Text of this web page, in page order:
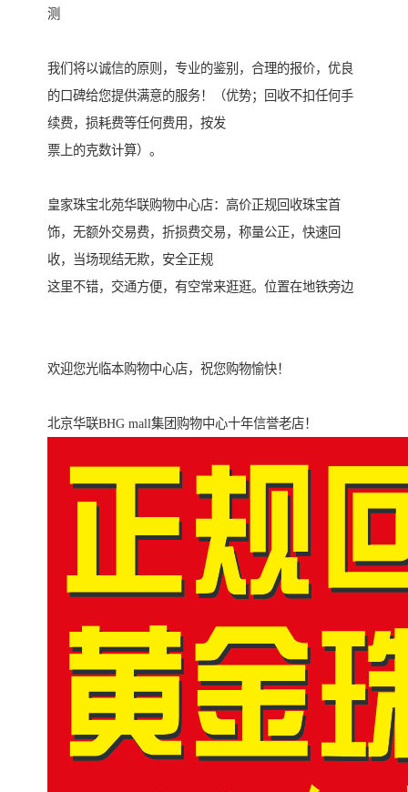
测
我们将以诚信的原则，专业的鉴别，合理的报价，优良
的口碑给您提供满意的服务！（优势；回收不扣任何手
续费，损耗费等任何费用，按发
票上的克数计算）。
皇家珠宝北苑华联购物中心店：高价正规回收珠宝首
饰，无额外交易费，折损费交易，称量公正，快速回
收，当场现结无欺，安全正规
这里不错，交通方便，有空常来逛逛。位置在地铁旁边
欢迎您光临本购物中心店，祝您购物愉快！
北京华联BHG mall集团购物中心十年信誉老店！